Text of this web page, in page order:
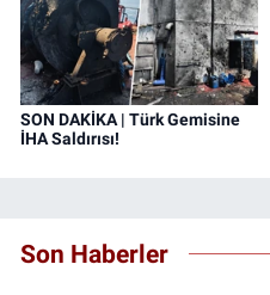
SON DAKİKA | Türk Gemisine
İHA Saldırısı!
Son Haberler